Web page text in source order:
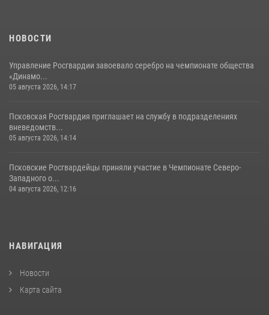
16 июля 2026, 10:24
НОВОСТИ
Управление Росгвардии завоевало серебро на чемпионате общества
«Динамо...
05 августа 2026, 14:17
Псковская Росгвардия приглашает на службу в подразделениях
вневедомств...
05 августа 2026, 14:14
Псковские Росгвардейцы приняли участие в Чемпионате Северо-
Западного о...
04 августа 2026, 12:16
НАВИГАЦИЯ
Новости
Карта сайта